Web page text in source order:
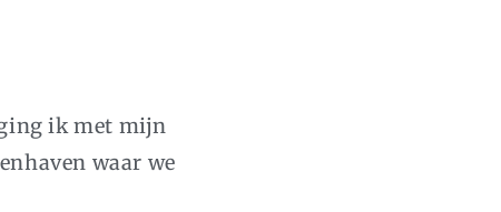
ik met mijn
waar we